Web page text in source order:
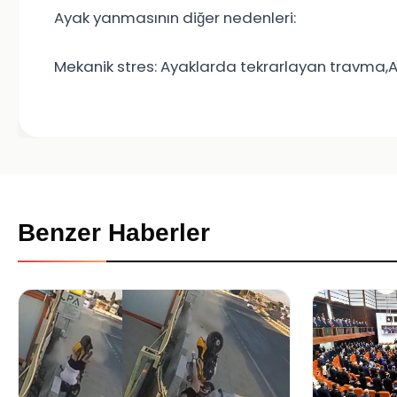
Ayak yanmasının diğer nedenleri:
Mekanik stres: Ayaklarda tekrarlayan travma,A
Benzer Haberler